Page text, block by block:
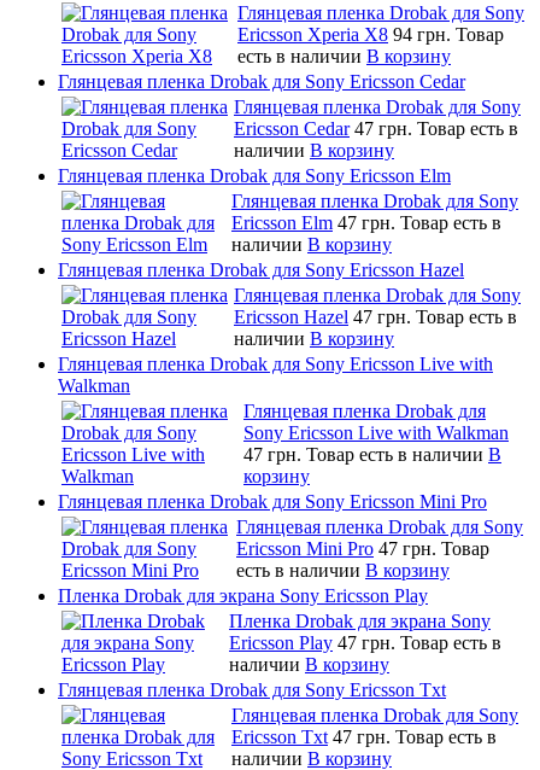
Глянцевая пленка Drobak для Sony
Ericsson Xperia X8 94 грн. Товар
есть в наличии В корзину
Глянцевая пленка Drobak для Sony Ericsson Cedar
Глянцевая пленка Drobak для Sony
Ericsson Cedar 47 грн. Товар есть в
наличии В корзину
Глянцевая пленка Drobak для Sony Ericsson Elm
Глянцевая пленка Drobak для Sony
Ericsson Elm 47 грн. Товар есть в
наличии В корзину
Глянцевая пленка Drobak для Sony Ericsson Hazel
Глянцевая пленка Drobak для Sony
Ericsson Hazel 47 грн. Товар есть в
наличии В корзину
Глянцевая пленка Drobak для Sony Ericsson Live with
Walkman
Глянцевая пленка Drobak для
Sony Ericsson Live with Walkman
47 грн. Товар есть в наличии В
корзину
Глянцевая пленка Drobak для Sony Ericsson Mini Pro
Глянцевая пленка Drobak для Sony
Ericsson Mini Pro 47 грн. Товар
есть в наличии В корзину
Пленка Drobak для экрана Sony Ericsson Play
Пленка Drobak для экрана Sony
Ericsson Play 47 грн. Товар есть в
наличии В корзину
Глянцевая пленка Drobak для Sony Ericsson Txt
Глянцевая пленка Drobak для Sony
Ericsson Txt 47 грн. Товар есть в
наличии В корзину